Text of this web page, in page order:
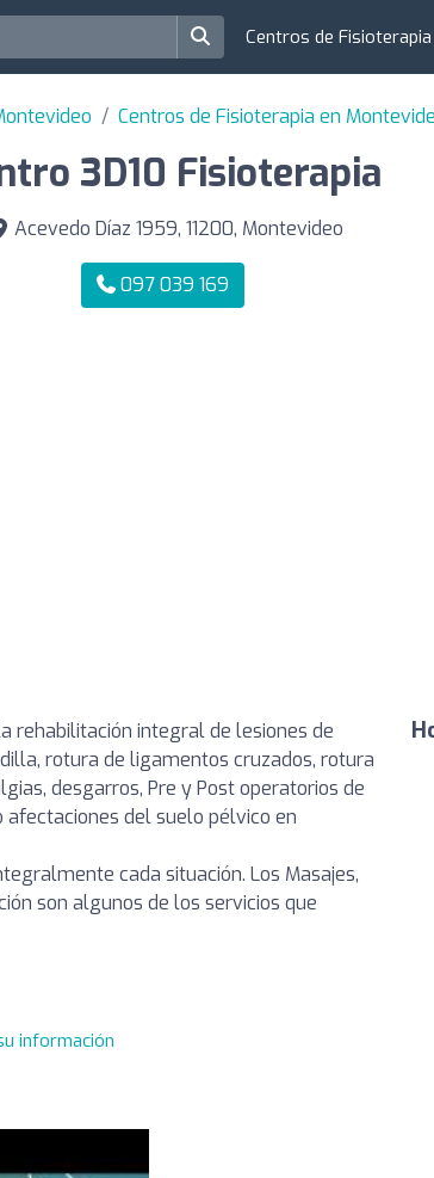
Centros de Fisioterapia
Centros de Fisioterapia en
3D10 Fisioterapia
Acevedo Díaz 1959, 11200, Montevideo
097 039 169
rehabilitación integral de lesiones de
rotura de ligamentos cruzados, rotura
desgarros, Pre y Post operatorios de
del suelo pélvico en
cada situación. Los Masajes,
son algunos de los servicios que
información